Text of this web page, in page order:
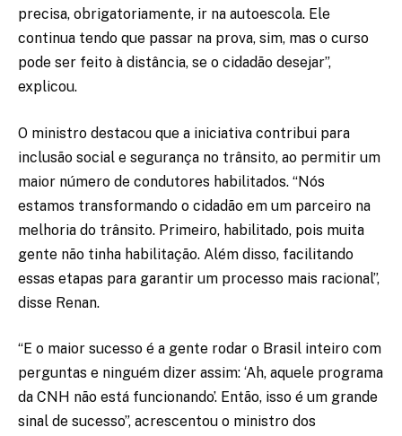
precisa, obrigatoriamente, ir na autoescola. Ele
continua tendo que passar na prova, sim, mas o curso
pode ser feito à distância, se o cidadão desejar”,
explicou.
O ministro destacou que a iniciativa contribui para
inclusão social e segurança no trânsito, ao permitir um
maior número de condutores habilitados. “Nós
estamos transformando o cidadão em um parceiro na
melhoria do trânsito. Primeiro, habilitado, pois muita
gente não tinha habilitação. Além disso, facilitando
essas etapas para garantir um processo mais racional”,
disse Renan.
“E o maior sucesso é a gente rodar o Brasil inteiro com
perguntas e ninguém dizer assim: ‘Ah, aquele programa
da CNH não está funcionando’. Então, isso é um grande
sinal de sucesso”, acrescentou o ministro dos